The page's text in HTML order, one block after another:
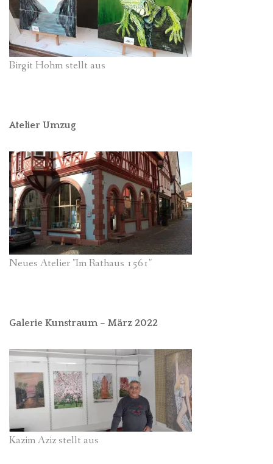
Birgit Hohm stellt aus
Atelier Umzug
Neues Atelier "Im Rathaus 1561"
Galerie Kunstraum – März 2022
Kazim Aziz stellt aus